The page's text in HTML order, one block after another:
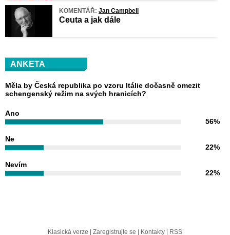
KOMENTÁŘ: Jan Campbell
Ceuta a jak dále
ANKETA
Měla by Česká republika po vzoru Itálie dočasně omezit
schengenský režim na svých hranicích?
Ano
56%
Ne
22%
Nevím
22%
Klasická verze | Zaregistrujte se | Kontakty | RSS